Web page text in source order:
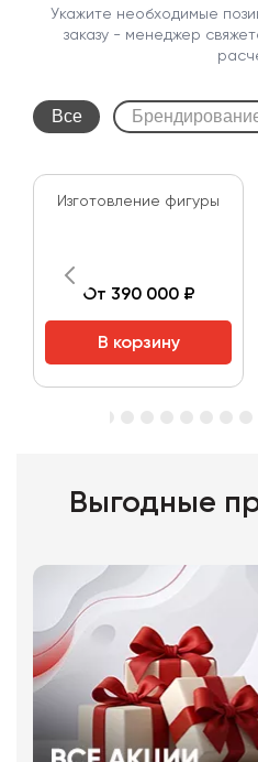
Укажите необходимые
заказу - менеджер
Все
Изготовление фигуры
От 390 000 ₽
В корзину
Выгодные